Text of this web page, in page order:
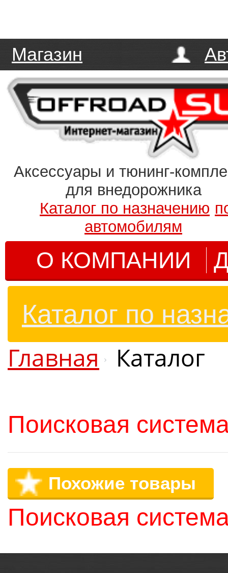
Магазин
Аксессуары и тюнинг-
для внедорожника
Каталог по назначению
автомобилям
О КОМПАНИИ
Каталог по
Главная Каталог
Поисковая
Похожие товары
Поисковая